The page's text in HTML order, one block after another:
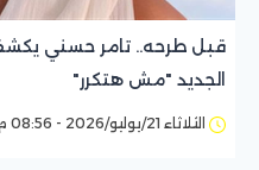
قبل طرحه.. تامر حسني
الجديد "مش هتكرر"
الثلاثاء 21/يوليو/2026 - 08:56 م